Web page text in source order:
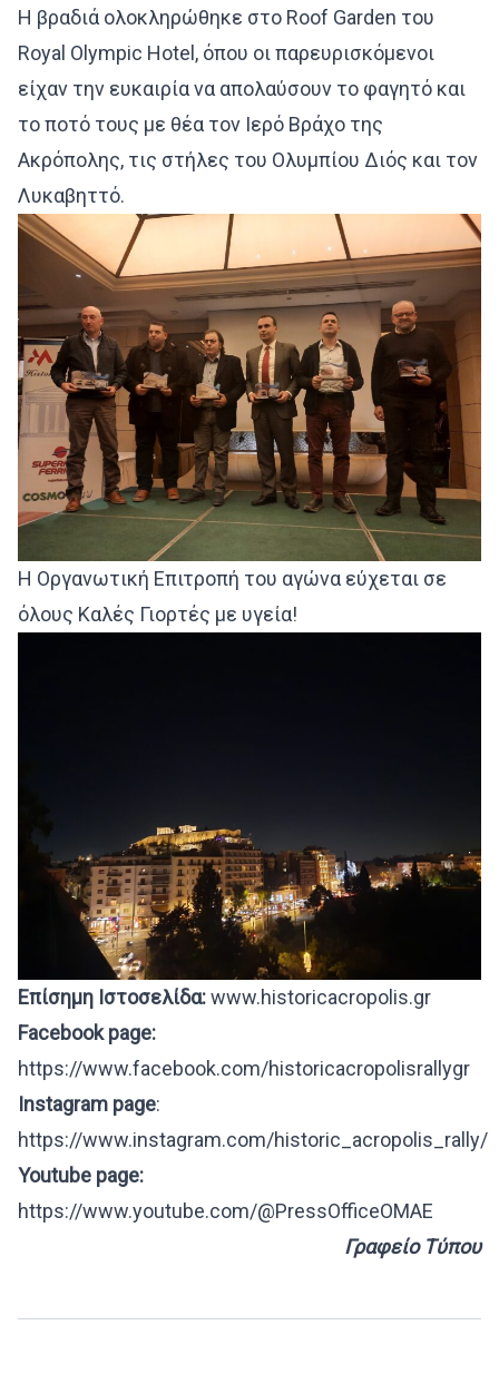
Η βραδιά ολοκληρώθηκε στο Roof Garden του
Royal Olympic Hotel, όπου οι παρευρισκόμενοι
είχαν την ευκαιρία να απολαύσουν το φαγητό και
το ποτό τους με θέα τον Ιερό Βράχο της
Ακρόπολης, τις στήλες του Ολυμπίου Διός και τον
Λυκαβηττό.
Η Οργανωτική Επιτροπή του αγώνα εύχεται σε
όλους Καλές Γιορτές με υγεία!
Επίσημη Ιστοσελίδα:www.historicacropolis.gr
Facebook page:
https://www.facebook.com/historicacropolisrallygr
Instagram page:
https://www.instagram.com/historic_acropolis_rally/
Youtube page:
https://www.youtube.com/@PressOfficeOMAE
Γραφείο Τύπου